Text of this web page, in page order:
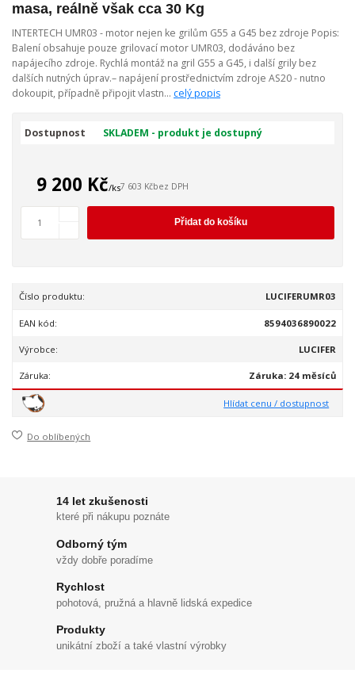
masa, reálně však cca 30 Kg
INTERTECH UMR03 - motor nejen ke grilům G55 a G45 bez zdroje Popis:
Balení obsahuje pouze grilovací motor UMR03, dodáváno bez
napájecího zdroje. Rychlá montáž na gril G55 a G45, i další grily bez
dalších nutných úprav.– napájení prostřednictvím zdroje AS20 - nutno
dokoupit, případně připojit vlastn... celý popis
Dostupnost SKLADEM - produkt je dostupný
9 200 Kč/ks7 603 Kčbez DPH
Přidat do košíku
Číslo produktu: LUCIFERUMR03
EAN kód: 8594036890022
Výrobce: LUCIFER
Záruka: Záruka: 24 měsíců
Hlídat cenu / dostupnost
Do oblíbených
14 let zkušenosti
které při nákupu poznáte
Odborný tým
vždy dobře poradíme
Rychlost
pohotová, pružná a hlavně lidská expedice
Produkty
unikátní zboží a také vlastní výrobky